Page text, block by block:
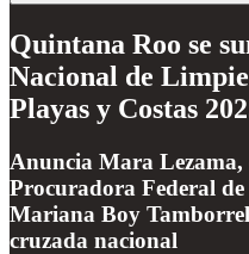
Quintana Roo se
Nacional de
Playas y Costas
Anuncia Mara Lezama,
Procuradora Federal
Mariana Boy
cruzada nacional